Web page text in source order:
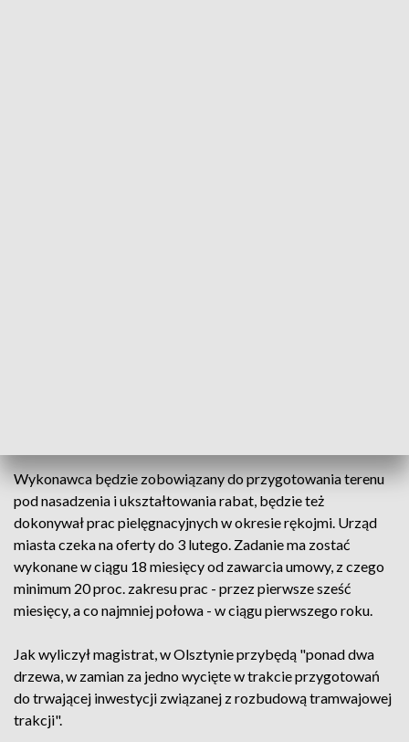
Wykonawca będzie zobowiązany do przygotowania terenu
pod nasadzenia i ukształtowania rabat, będzie też
dokonywał prac pielęgnacyjnych w okresie rękojmi. Urząd
miasta czeka na oferty do 3 lutego. Zadanie ma zostać
wykonane w ciągu 18 miesięcy od zawarcia umowy, z czego
minimum 20 proc. zakresu prac - przez pierwsze sześć
miesięcy, a co najmniej połowa - w ciągu pierwszego roku.
Jak wyliczył magistrat, w Olsztynie przybędą "ponad dwa
drzewa, w zamian za jedno wycięte w trakcie przygotowań
do trwającej inwestycji związanej z rozbudową tramwajowej
trakcji".